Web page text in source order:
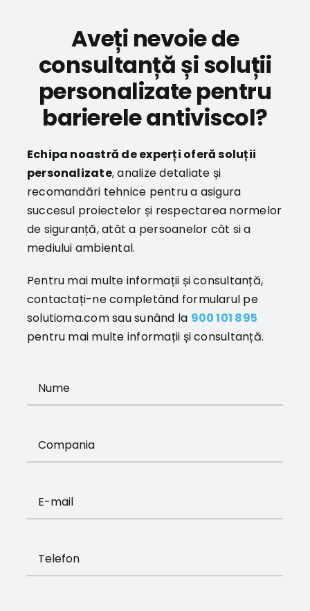
Aveți nevoie de
consultanță și soluții
personalizate pentru
barierele antiviscol?
Echipa noastră de experți oferă soluții
personalizate, analize detaliate și
recomandări tehnice pentru a asigura
succesul proiectelor și respectarea normelor
de siguranță, atât a persoanelor cât si a
mediului ambiental.
Pentru mai multe informații și consultanță,
contactați-ne completând formularul pe
solutioma.com sau sunând la 900 101 895
pentru mai multe informații și consultanță.